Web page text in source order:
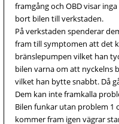
framgång och OBD visar
bort bilen till verkstaden.
På verkstaden spenderar
fram till symptomen att det
bränslepumpen vilket han
bilen varna om att nyckelns
vilket han bytte snabbt. Då
Dem kan inte framkalla
Bilen funkar utan problem 1
kommer fram igen vägrar